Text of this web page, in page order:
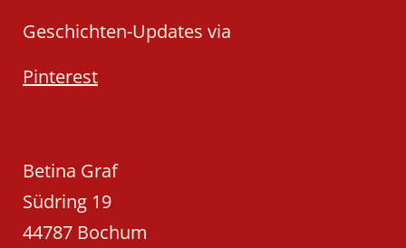
Geschichten-Updates via
Pinterest
Betina Graf
Südring 19
44787 Bochum